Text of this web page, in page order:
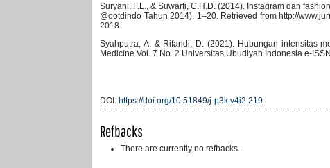
Suryani, F.L., & Suwarti, C.H.D. (2014). Instagram dan
@ootdindo Tahun 2014), 1–20. Retrieved from http://
2018
Syahputra, A. & Rifandi, D. (2021). Hubungan intensitas
Medicine Vol. 7 No. 2 Universitas Ubudiyah Indonesia e-
DOI: https://doi.org/10.51849/j-p3k.v4i2.219
Refbacks
There are currently no refbacks.